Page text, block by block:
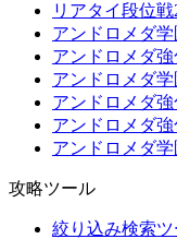
リアタイ段位
アンドロメダ
アンドロメダ
アンドロメダ
アンドロメダ
アンドロメダ
アンドロメダ
攻略ツール
絞り込み検索